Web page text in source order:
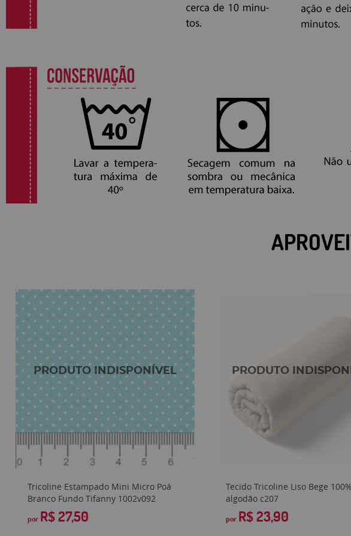
Tricoline Estampado Mini Micro Poá
Branco Fundo Tifanny 1002v092
por R$ 27,50
Tecido Tricoline Liso Bege 100%
algodão c207
por R$ 23,90